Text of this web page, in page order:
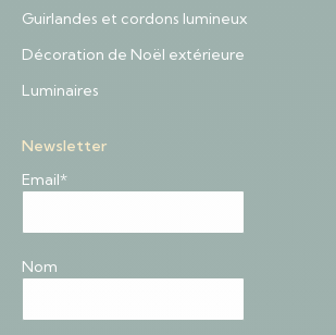
Guirlandes et cordons lumineux
Décoration de Noël extérieure
Luminaires
Newsletter
Email*
Nom